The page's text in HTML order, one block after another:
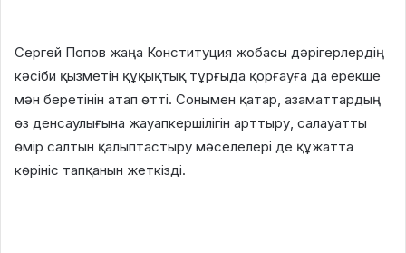
Сергей Попов жаңа Конституция жобасы дәрігерлердің
кәсіби қызметін құқықтық тұрғыда қорғауға да ерекше
мән беретінін атап өтті. Сонымен қатар, азаматтардың
өз денсаулығына жауапкершілігін арттыру, салауатты
өмір салтын қалыптастыру мәселелері де құжатта
көрініс тапқанын жеткізді.